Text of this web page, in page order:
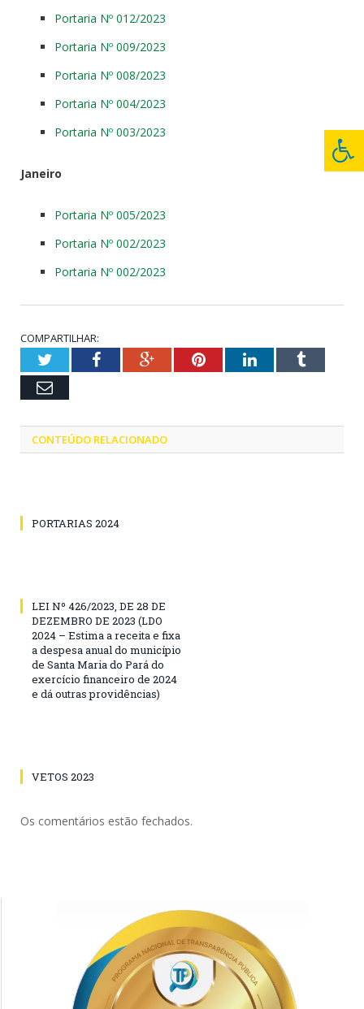
Portaria Nº 012/2023
Portaria Nº 009/2023
Portaria Nº 008/2023
Portaria Nº 004/2023
Portaria Nº 003/2023
Janeiro
Portaria Nº 005/2023
Portaria Nº 002/2023
Portaria Nº 002/2023
COMPARTILHAR:
TwitterFacebookGoogle+PinterestLinkedInTumblr
Email
CONTEÚDO RELACIONADO
PORTARIAS 2024
LEI Nº 426/2023, DE 28 DE
DEZEMBRO DE 2023 (LDO
2024 – Estima a receita e fixa
a despesa anual do município
de Santa Maria do Pará do
exercício financeiro de 2024
e dá outras providências)
VETOS 2023
Os comentários estão fechados.